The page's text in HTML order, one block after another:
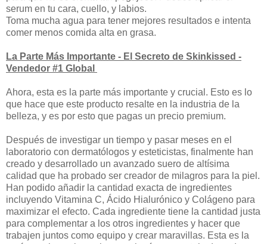
serum en tu cara, cuello, y labios.
Toma mucha agua para tener mejores resultados e intenta
comer menos comida alta en grasa.
La Parte Más Importante - El Secreto de Skinkissed -
Vendedor #1 Global
Ahora, esta es la parte más importante y crucial. Esto es lo
que hace que este producto resalte en la industria de la
belleza, y es por esto que pagas un precio premium.
Después de investigar un tiempo y pasar meses en el
laboratorio con dermatólogos y esteticistas, finalmente han
creado y desarrollado un avanzado suero de altísima
calidad que ha probado ser creador de milagros para la piel.
Han podido añadir la cantidad exacta de ingredientes
incluyendo Vitamina C, Ácido Hialurónico y Colágeno para
maximizar el efecto. Cada ingrediente tiene la cantidad justa
para complementar a los otros ingredientes y hacer que
trabajen juntos como equipo y crear maravillas. Esta es la